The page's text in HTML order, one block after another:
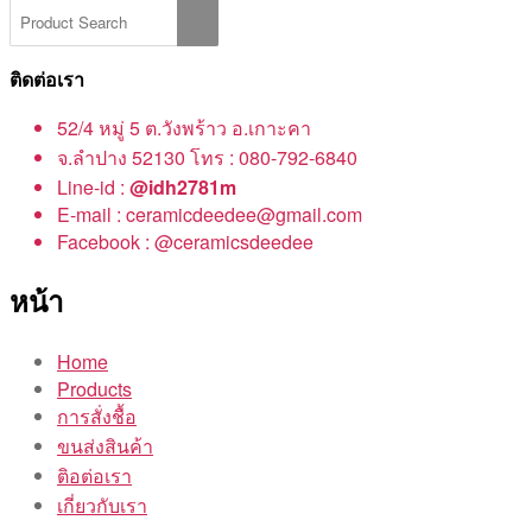
ติดต่อเรา
52/4 หมู่ 5 ต.วังพร้าว อ.เกาะคา
จ.ลำปาง 52130 โทร : 080-792-6840
Line-id : @idh2781m
E-mail : ceramicdeedee@gmail.com
Facebook : @ceramicsdeedee
หน้า
Home
Products
การสั่งชื้อ
ขนส่งสินค้า
ติอต่อเรา
เกี่ยวกับเรา